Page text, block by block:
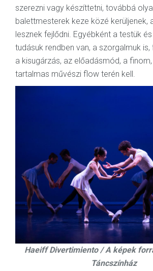
szerezni vagy készíttetni, továbbá
balettmesterek keze közé kerüljenek,
lesznek fejlődni. Egyébként a testük
tudásuk rendben van, a szorgalmuk is,
a kisugárzás, az előadásmód, a
tartalmas művészi flow terén kell.
Haeiff Divertimiento / A képek
Táncszínház